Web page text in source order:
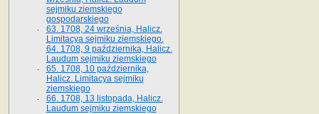
sejmiku ziemskiego
gospodarskiego
63. 1708, 24 września, Halicz.
Limitacya sejmiku ziemskiego.
64. 1708, 9 października, Halicz.
Laudum sejmiku ziemskiego
65­. 1708, 10 października,
Halicz. Limitacya sejmiku
ziemskiego
66. 1708, 13 listopada, Halicz.
Laudum sejmiku ziemskiego